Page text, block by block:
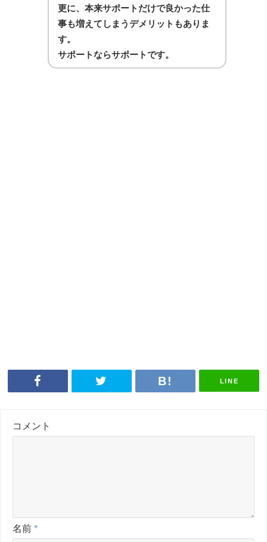
更に、本来サポートだけで良かった仕
事も増えてしまうデメリットもありま
す。
サポートならサポートです。
LINE
コメント
名前 *